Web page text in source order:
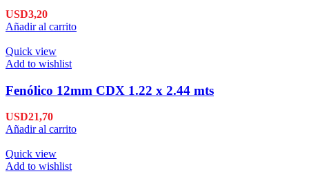
USD3,20
Añadir al carrito
Quick view
Add to wishlist
Fenólico 12mm CDX 1.22 x 2.44 mts
USD21,70
Añadir al carrito
Quick view
Add to wishlist